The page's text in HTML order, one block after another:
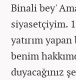
Binali bey'
siyasetçiyim.
yatırım yapan
benim
duyacağınız